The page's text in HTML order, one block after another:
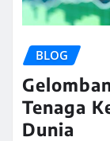
BLOG
Tenaga
Dunia